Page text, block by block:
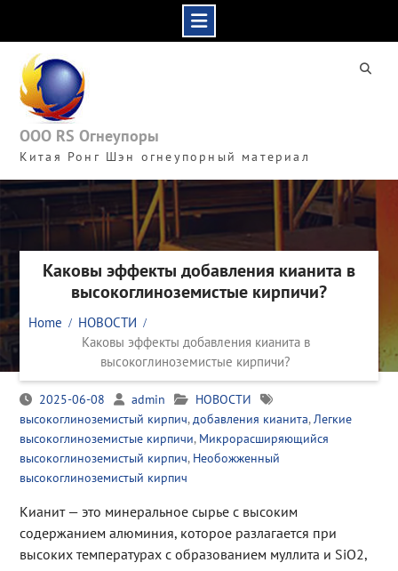
content
ООО RS Огнеупоры
Китая Ронг Шэн огнеупорный материал
Каковы эффекты добавления кианита в
высокоглиноземистые кирпичи?
Home
НОВОСТИ
Каковы эффекты добавления кианита в
высокоглиноземистые кирпичи?
2025-06-08 admin
НОВОСТИ
высокоглиноземистый кирпич,добавления кианита,Легкие
высокоглиноземистые кирпичи, Микрорасширяющийся
высокоглиноземистый кирпич, Необожженный
высокоглиноземистый кирпич
Кианит — это минеральное сырье с высоким
содержанием алюминия, которое разлагается при
высоких температурах с образованием муллита и SiO2,